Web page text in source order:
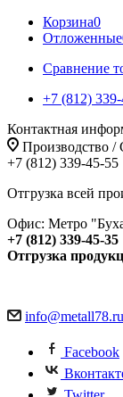
Корзина0
Отложенные
Сравнение
+7 (812)
Контактная
Производство
+7 (812) 339-45-55
Отгрузка всей
Офис: Метро
+7 (812) 339-45-35
Отгрузка
info@metall78.ru
Facebook